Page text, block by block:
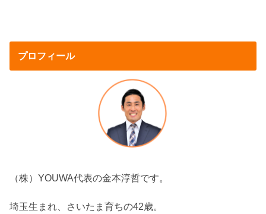
プロフィール
（株）YOUWA代表の金本淳哲です。
埼玉生まれ、さいたま育ちの42歳。